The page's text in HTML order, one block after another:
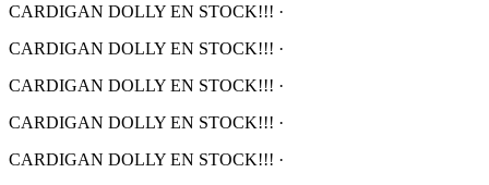
CARDIGAN DOLLY EN STOCK!!! ·
CARDIGAN DOLLY EN STOCK!!! ·
CARDIGAN DOLLY EN STOCK!!! ·
CARDIGAN DOLLY EN STOCK!!! ·
CARDIGAN DOLLY EN STOCK!!! ·